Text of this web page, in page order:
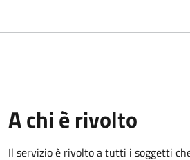
A chi è rivolto
Il servizio è rivolto a tutti i soggetti